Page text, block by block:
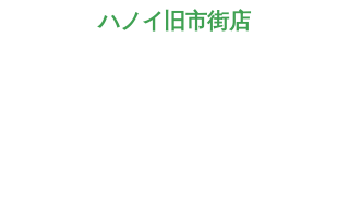
ハノイ旧市街店